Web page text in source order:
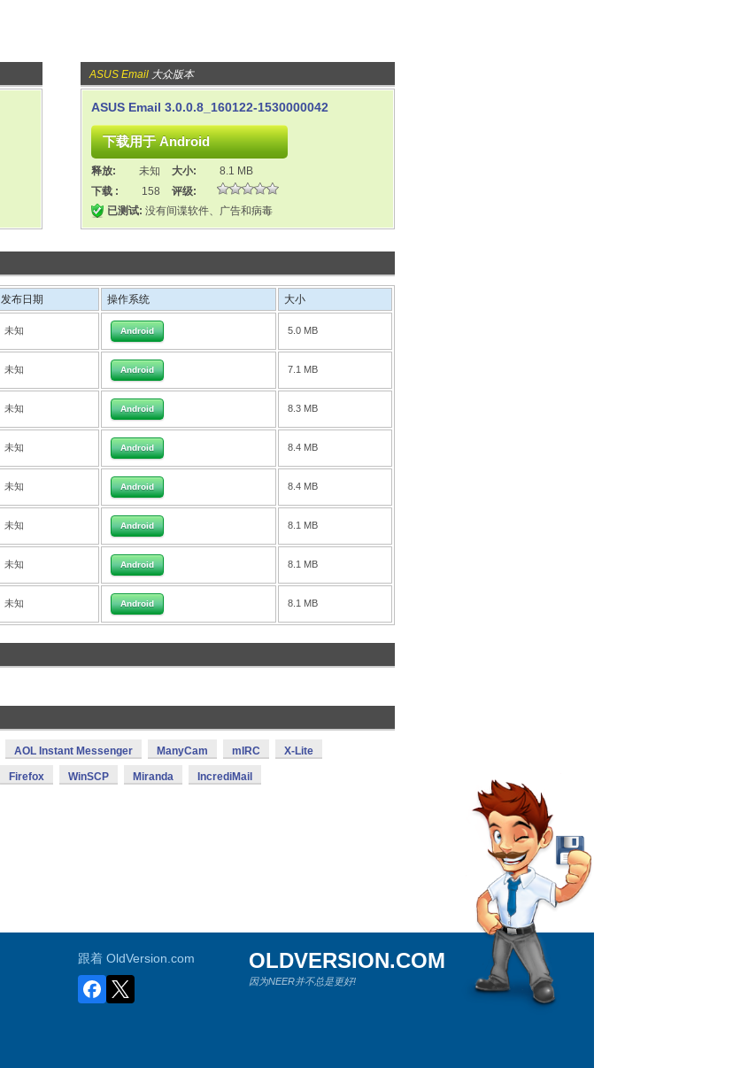
ASUS Email 大众版本
ASUS Email 3.0.0.8_160122-1530000042
释放: 未知 大小:
8.1 MB
下载 :
158
评级:
已测试: 没有间谍软件、广告和病毒
发布日期 操作系统 大小
未知 Android 5.0 MB
未知 Android 7.1 MB
未知 Android 8.3 MB
未知 Android 8.4 MB
未知 Android 8.4 MB
未知 Android 8.1 MB
未知 Android 8.1 MB
未知 Android 8.1 MB
AOL Instant Messenger ManyCam mIRC X-Lite
Firefox WinSCP Miranda IncrediMail
跟着 OldVersion.com OLDVERSION.COM
因为NEER并不总是更好!